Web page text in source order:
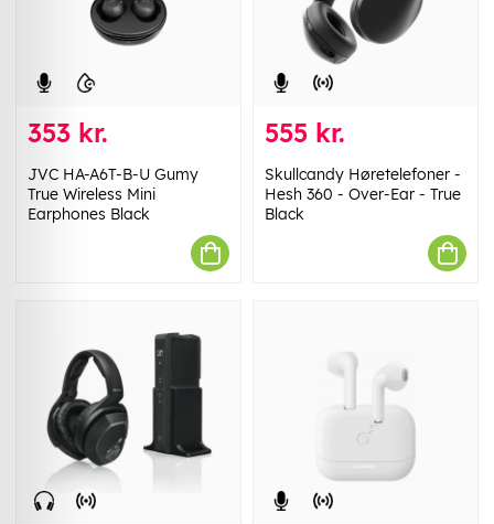
353 kr.
JVC HA-A6T-B-U Gumy
True Wireless Mini
Earphones Black
555 kr.
Skullcandy Høretelefoner -
Hesh 360 - Over-Ear - True
Black